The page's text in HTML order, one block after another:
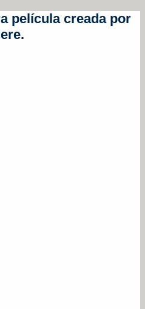
película creada por